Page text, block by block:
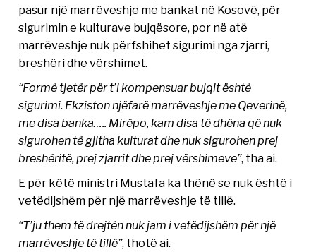
pasur një marrëveshje me bankat në Kosovë, për
sigurimin e kulturave bujqësore, por në atë
marrëveshje nuk përfshihet sigurimi nga zjarri,
breshëri dhe vërshimet.
“Formë tjetër për t’i kompensuar bujqit është
sigurimi. Ekziston njëfarë marrëveshje me Qeverinë,
me disa banka….. Mirëpo, kam disa të dhëna që nuk
sigurohen të gjitha kulturat dhe nuk sigurohen prej
breshëritë, prej zjarrit dhe prej vërshimeve”, tha ai.
E për këtë ministri Mustafa ka thënë se nuk është i
vetëdijshëm për një marrëveshje të tillë.
“T’ju them të drejtën nuk jam i vetëdijshëm për një
marrëveshje të tillë”, thotë ai.